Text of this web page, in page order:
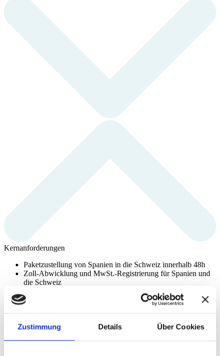
Zustimmung Details Über Cookies
Kernanforderungen
Paketzustellung von Spanien in die Schweiz innerhalb 48h
Zoll-Abwicklung und MwSt.-Registrierung für Spanien und
die Schweiz
Schnellstmögliche Retourenverarbeitung zur
Kundenentlastung
and returns services, we are able to offer a better shopping